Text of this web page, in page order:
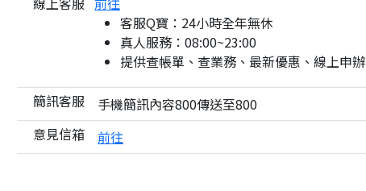
客服Q寶：24小時全年無休
真人服務：08:00~23:00
提供查帳單、查業務、最新優惠、線上申
簡訊客服
手機簡訊內容800傳送至800
意見信箱
前往